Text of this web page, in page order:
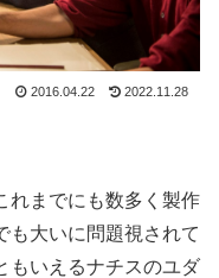
2016.04.22 2022.11.28
れまでにも数多く製作
も大いに問題視されて
もいえるナチスのユダ